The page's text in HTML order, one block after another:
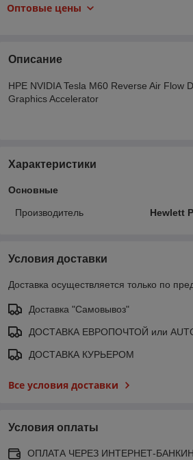
Оптовые цены
Описание
HPE NVIDIA Tesla M60 Reverse Air Flow
Graphics Accelerator
Характеристики
Основные
Производитель Hewlett
Условия доставки
Доставка осуществляется только по
Доставка "Самовывоз"
ДОСТАВКА ЕВРОПОЧТОЙ или
ДОСТАВКА КУРЬЕРОМ
Все условия доставки
Условия оплаты
ОПЛАТА ЧЕРЕЗ ИНТЕРНЕТ-